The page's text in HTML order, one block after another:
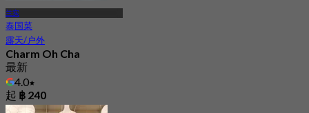
兰实
泰国菜
露天/户外
Charm Oh Cha
最新
4.0
起 ฿ 240